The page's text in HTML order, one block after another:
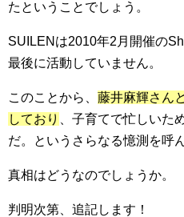
たということでしょう。
SUILENは2010年2月開催の
最後に活動していません。
このことから、 藤井麻輝さん
しており
、子育てで忙しいた
だ。というさらなる憶測を呼
真相はどうなのでしょうか。
判明次第、追記します！